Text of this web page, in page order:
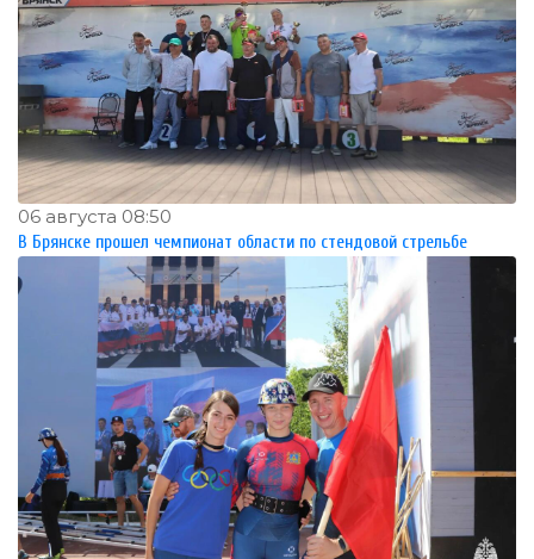
06 августа 08:50
В Брянске прошел чемпионат области по стендовой стрельбе